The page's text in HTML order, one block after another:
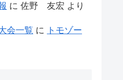
に 佐野 友宏 より
会一覧 に
トモゾー